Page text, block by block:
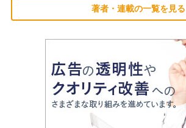
著者・連載の一覧を見る